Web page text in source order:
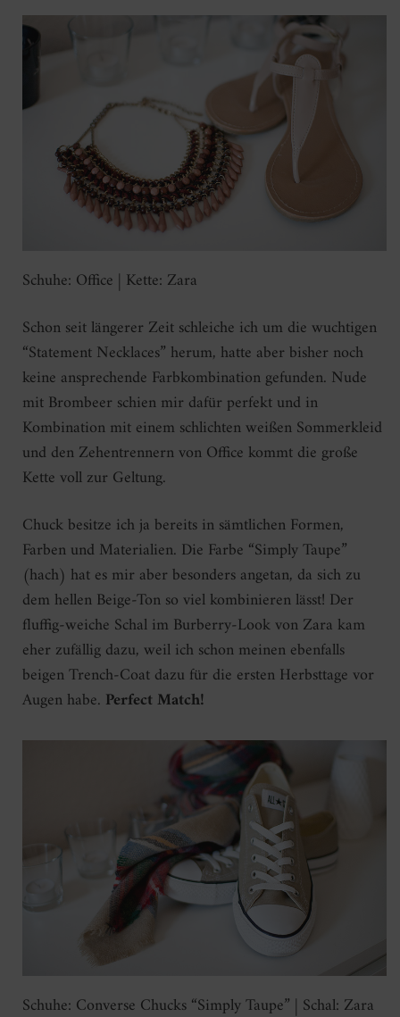
Schuhe: Office | Kette: Zara
Schon seit längerer Zeit schleiche ich um die wuchtigen
“Statement Necklaces” herum, hatte aber bisher noch
keine ansprechende Farbkombination gefunden. Nude
mit Brombeer schien mir dafür perfekt und in
Kombination mit einem schlichten weißen Sommerkleid
und den Zehentrennern von Office kommt die große
Kette voll zur Geltung.
Chuck besitze ich ja bereits in sämtlichen Formen,
Farben und Materialien. Die Farbe “Simply Taupe”
(hach) hat es mir aber besonders angetan, da sich zu
dem hellen Beige-Ton so viel kombinieren lässt! Der
fluffig-weiche Schal im Burberry-Look von Zara kam
eher zufällig dazu, weil ich schon meinen ebenfalls
beigen Trench-Coat dazu für die ersten Herbsttage vor
Augen habe. Perfect Match!
Schuhe: Converse Chucks “Simply Taupe” | Schal: Zara